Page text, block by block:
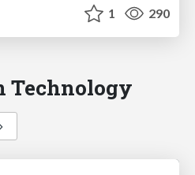
1 290
Technology